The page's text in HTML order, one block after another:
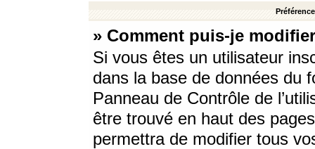
» Comment puis-je
Si vous êtes un utilisateur
dans la base de données du
Panneau de Contrôle de
être trouvé en haut des
permettra de modifier tous